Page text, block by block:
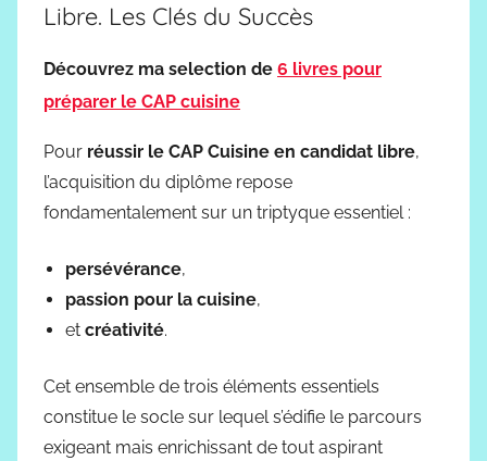
Libre. Les Clés du Succès
Découvrez ma selection de 6 livres pour
préparer le CAP cuisine
Pour réussir le CAP Cuisine en candidat libre,
l’acquisition du diplôme repose
fondamentalement sur un triptyque essentiel :
persévérance,
passion pour la cuisine,
et créativité.
Cet ensemble de trois éléments essentiels
constitue le socle sur lequel s’édifie le parcours
exigeant mais enrichissant de tout aspirant